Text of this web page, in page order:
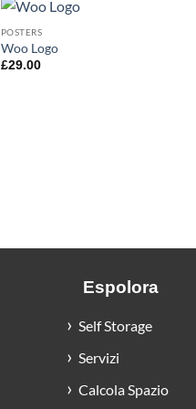
POSTERS
Woo Logo
£29.00
Espolora
Self Storage
Servizi
Calcola Spazio